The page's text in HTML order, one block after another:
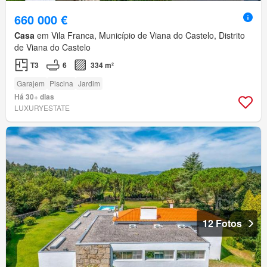
660 000 €
Casa em Vila Franca, Município de Viana do Castelo, Distrito
de Viana do Castelo
T3 6 334 m²
Garajem Piscina Jardim
Há 30+ dias
LUXURYESTATE
12 Fotos